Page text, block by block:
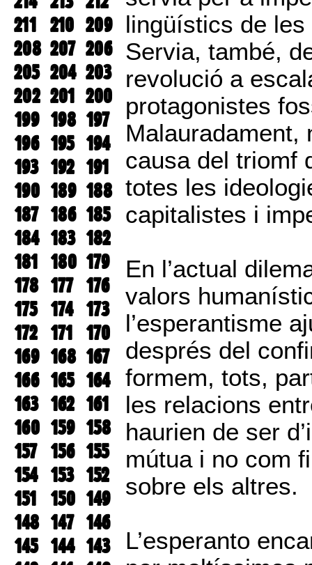
211 210 209
208 207 206
205 204 203
202 201 200
199 198 197
196 195 194
193 192 191
190 189 188
187 186 185
184 183 182
181 180 179
178 177 176
175 174 173
172 171 170
169 168 167
166 165 164
163 162 161
160 159 158
157 156 155
154 153 152
151
150 149
148 147 146
145 144 143
lingüístics de
Servia, també,
revolució a
protagonistes
Malauradament,
causa del triomf
totes les
capitalistes i
En l’actual
valors
l’esperantisme
després del
formem, tots,
les relacions
haurien de ser
mútua i no com
sobre els altres.
L’esperanto